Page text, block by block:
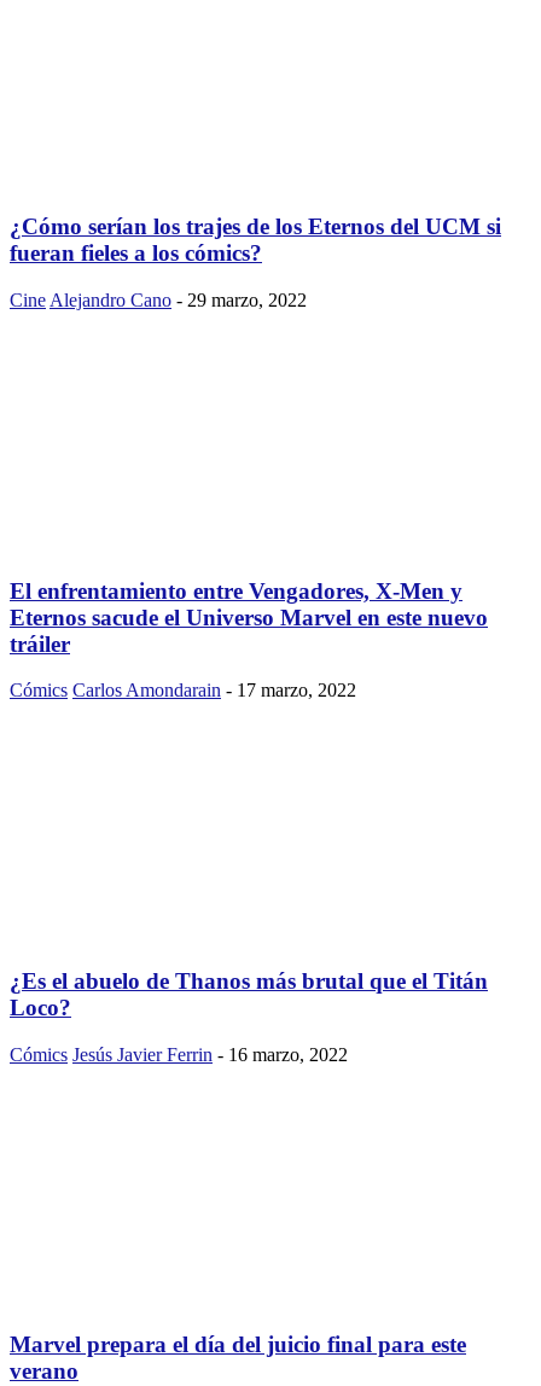
¿Cómo serían los trajes de los Eternos del UCM si
fueran fieles a los cómics?
Cine Alejandro Cano - 29 marzo, 2022
El enfrentamiento entre Vengadores, X-Men y
Eternos sacude el Universo Marvel en este nuevo
tráiler
Cómics Carlos Amondarain - 17 marzo, 2022
¿Es el abuelo de Thanos más brutal que el Titán
Loco?
Cómics Jesús Javier Ferrin - 16 marzo, 2022
Marvel prepara el día del juicio final para este
verano